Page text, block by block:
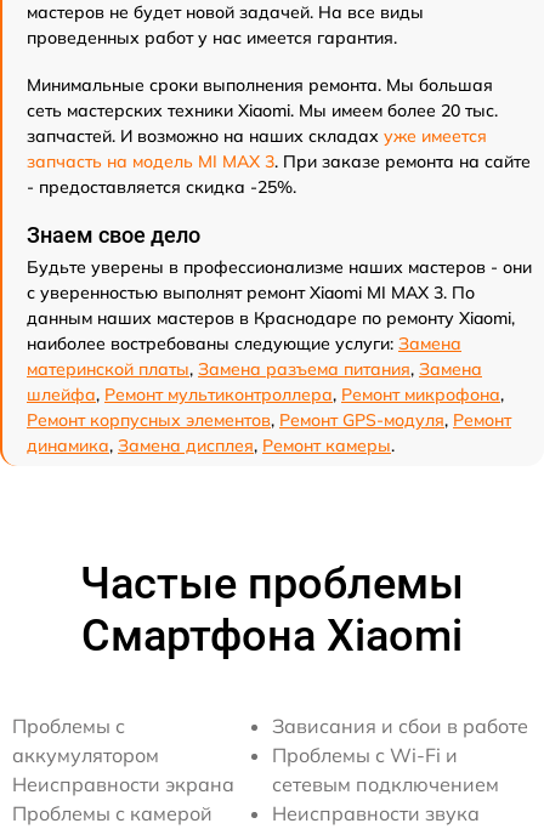
мастеров не будет новой задачей. На все виды
проведенных работ у нас имеется гарантия.
Минимальные сроки выполнения ремонта. Мы большая
сеть мастерских техники Xiaomi. Мы имеем более 20 тыс.
запчастей. И возможно на наших складах уже имеется
запчасть на модель MI MAX 3. При заказе ремонта на сайте
- предоставляется скидка -25%.
Знаем свое дело
Будьте уверены в профессионализме наших мастеров - они
с уверенностью выполнят ремонт Xiaomi MI MAX 3. По
данным наших мастеров в Краснодаре по ремонту Xiaomi,
наиболее востребованы следующие услуги: Замена
материнской платы, Замена разъема питания, Замена
шлейфа, Ремонт мультиконтроллера, Ремонт микрофона,
Ремонт корпусных элементов, Ремонт GPS-модуля, Ремонт
динамика, Замена дисплея, Ремонт камеры.
Частые проблемы
Смартфона Xiaomi
Проблемы с
аккумулятором
Неисправности экрана
Проблемы с камерой
Зависания и сбои в работе
Проблемы с Wi-Fi и
сетевым подключением
Неисправности звука